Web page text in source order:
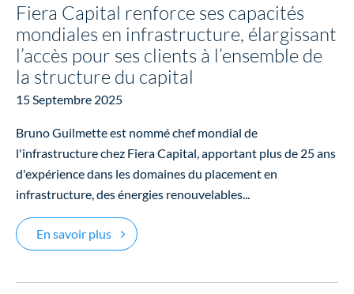
Fiera Capital renforce ses capacités
mondiales en infrastructure, élargissant
l’accès pour ses clients à l’ensemble de
la structure du capital
15 Septembre 2025
Bruno Guilmette est nommé chef mondial de
l'infrastructure chez Fiera Capital, apportant plus de 25 ans
d'expérience dans les domaines du placement en
infrastructure, des énergies renouvelables...
En savoir plusFiera Capital renforce ses capacités